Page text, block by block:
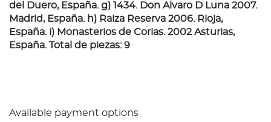
del Duero, España. g) 1434. Don Alvaro D Luna 2007.
Madrid, España. h) Raiza Reserva 2006. Rioja,
España. i) Monasterios de Corias. 2002 Asturias,
España. Total de piezas: 9
Available payment options